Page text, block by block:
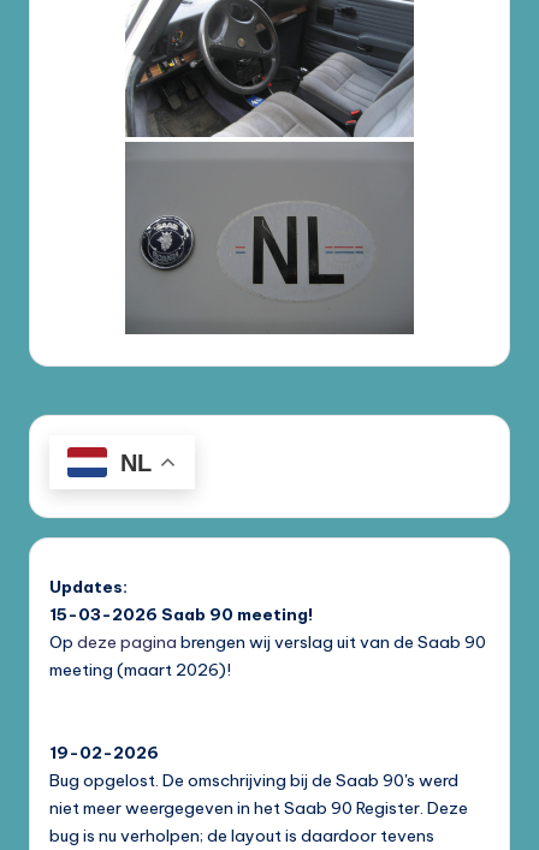
NL
Updates:
15-03-2026 Saab 90 meeting!
Op deze pagina brengen wij verslag uit van de Saab 90
meeting (maart 2026)!
19-02-2026
Bug opgelost. De omschrijving bij de Saab 90's werd
niet meer weergegeven in het Saab 90 Register. Deze
bug is nu verholpen; de layout is daardoor tevens